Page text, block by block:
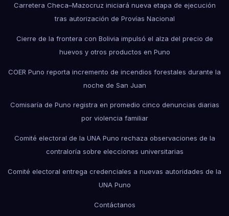
Carretera Checa–Mazocruz iniciará nueva etapa de ejecución
tras autorización de Provías Nacional
Cierre de la frontera con Bolivia impulsó el alza del precio de
huevos y otros productos en Puno
COER Puno reporta incremento de incendios forestales durante la
noche de San Juan
Comisaría de Puno registra en promedio cinco denuncias diarias
por violencia familiar
Comité electoral de la UNA Puno rechaza observaciones de la
contraloría sobre elecciones universitarias
Comité electoral entrega credenciales a nuevas autoridades de la
UNA Puno
Contáctanos